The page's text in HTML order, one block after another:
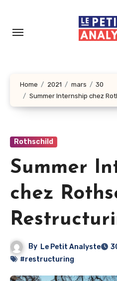
contenu
Home 2021 mars
30
Summer Internship chez
Rothschild
Summer
chez
By Le Petit Analyste
#restructuring